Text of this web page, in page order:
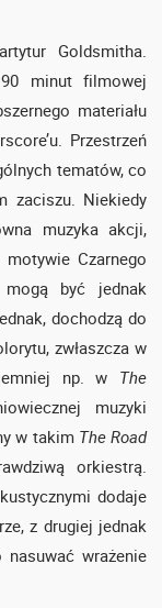
Goldsmitha.
90 minut filmowej
materiału
Przestrzeń
tematów, co
zaciszu. Niekiedy
muzyka akcji,
Czarnego
mogą być jednak
dochodzą do
zwłaszcza w
np. w The
muzyki
w takim The Road
orkiestrą.
dodaje
z drugiej jednak
wrażenie